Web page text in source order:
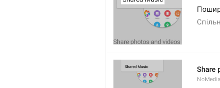
Share